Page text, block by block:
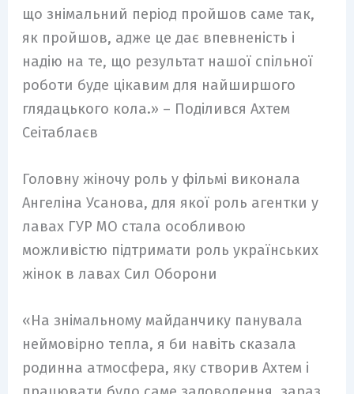
що знімальний період пройшов саме так,
як пройшов, адже це дає впевненість і
надію на те, що результат нашої спільної
роботи буде цікавим для найширшого
глядацького кола.» – Поділився Ахтем
Сеітаблаєв
Головну жіночу роль у фільмі виконала
Ангеліна Усанова, для якої роль агентки у
лавах ГУР МО стала особливою
можливістю підтримати роль українських
жінок в лавах Сил Оборони
«На знімальному майданчику панувала
неймовірно тепла, я би навіть сказала
родинна атмосфера, яку створив Ахтем і